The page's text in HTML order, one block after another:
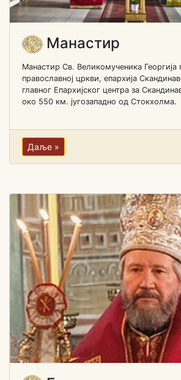
Манастир
Манастир Св. Великомученика Георгија
православној цркви, епархија
главног Епархијског центра за
око 550 км. југозападно од Стокхолма.
Даље »